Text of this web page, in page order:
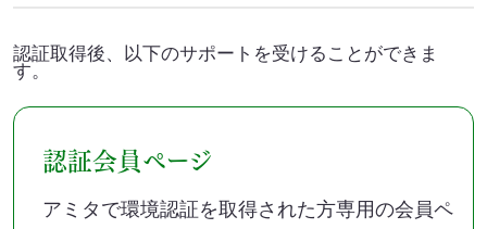
認証取得後、以下のサポートを受けることができま
す。
認証会員ページ
アミタで環境認証を取得された方専用の会員ペ